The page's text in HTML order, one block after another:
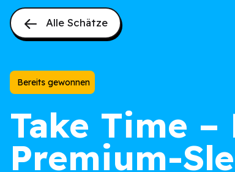
Alle Schätze
Bereits gewonnen
Take Time –
Premium-